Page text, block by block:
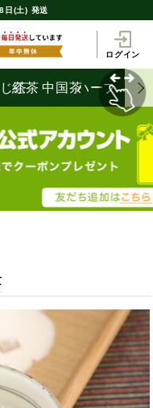
日(土) 発送
ログイン
茶
紅茶 中国茶ハーブティ